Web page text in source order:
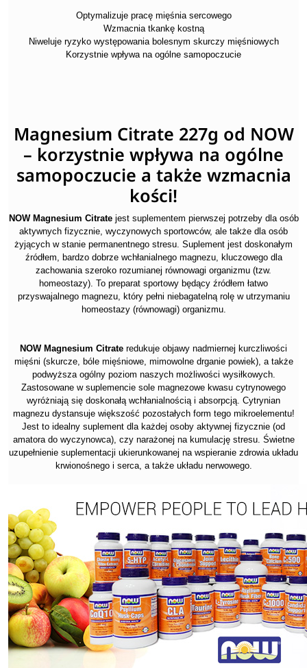
Optymalizuje pracę mięśnia sercowego
Wzmacnia tkankę kostną
Niweluje ryzyko występowania bolesnym skurczy mięśniowych
Korzystnie wpływa na ogólne samopoczucie
Magnesium Citrate 227g od NOW
– korzystnie wpływa na ogólne
samopoczucie a także wzmacnia
kości!
NOW Magnesium Citratejest suplementem pierwszej potrzeby dla osób
aktywnych fizycznie, wyczynowych sportowców, ale także dla osób
żyjących w stanie permanentnego stresu. Suplement jest doskonałym
źródłem, bardzo dobrze wchłanialnego magnezu, kluczowego dla
zachowania szeroko rozumianej równowagi organizmu (tzw.
homeostazy). To preparat sportowy będący źródłem łatwo
przyswajalnego magnezu, który pełni niebagatelną rolę w utrzymaniu
homeostazy (równowagi) organizmu.
NOW Magnesium Citrate redukuje objawy nadmiernej kurczliwości
mięśni (skurcze, bóle mięśniowe, mimowolne drganie powiek), a także
podwyższa ogólny poziom naszych możliwości wysiłkowych.
Zastosowane w suplemencie sole magnezowe kwasu cytrynowego
wyróżniają się doskonałą wchłanialnością i absorpcją. Cytrynian
magnezu dystansuje większość pozostałych form tego mikroelementu!
Jest to idealny suplement dla każdej osoby aktywnej fizycznie (od
amatora do wyczynowca), czy narażonej na kumulację stresu. Świetne
uzupełnienie suplementacji ukierunkowanej na wspieranie zdrowia układu
krwionośnego i serca, a także układu nerwowego.